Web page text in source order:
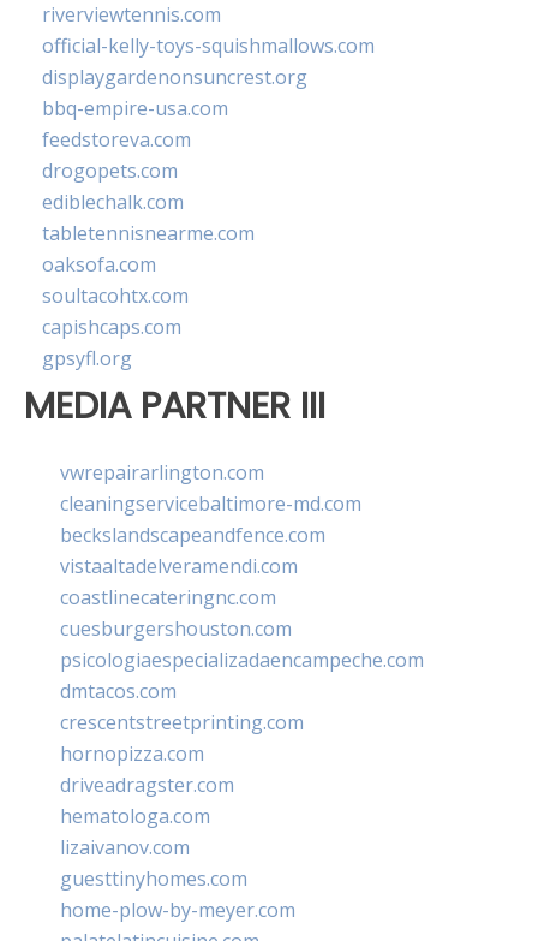
riverviewtennis.com
official-kelly-toys-squishmallows.com
displaygardenonsuncrest.org
bbq-empire-usa.com
feedstoreva.com
drogopets.com
ediblechalk.com
tabletennisnearme.com
oaksofa.com
soultacohtx.com
capishcaps.com
gpsyfl.org
MEDIA PARTNER III
vwrepairarlington.com
cleaningservicebaltimore-md.com
beckslandscapeandfence.com
vistaaltadelveramendi.com
coastlinecateringnc.com
cuesburgershouston.com
psicologiaespecializadaencampeche.com
dmtacos.com
crescentstreetprinting.com
hornopizza.com
driveadragster.com
hematologa.com
lizaivanov.com
guesttinyhomes.com
home-plow-by-meyer.com